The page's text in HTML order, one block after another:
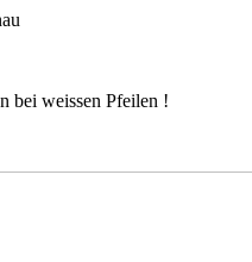
bei weissen Pfeilen !